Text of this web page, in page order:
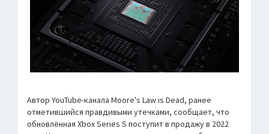
Автор YouTube-канала Moore's Law is Dead, ранее
отметившийся правдивыми утечками, сообщает, что
обновлённая Xbox Series S поступит в продажу в 2022